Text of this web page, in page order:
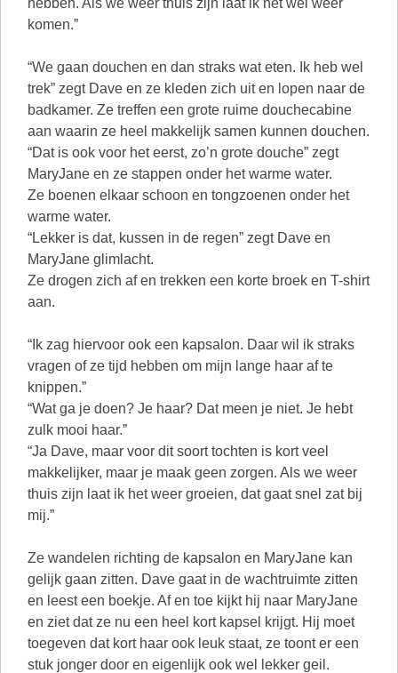
hebben. Als we weer thuis zijn laat ik het wel weer
komen.”
“We gaan douchen en dan straks wat eten. Ik heb wel
trek” zegt Dave en ze kleden zich uit en lopen naar de
badkamer. Ze treffen een grote ruime douchecabine
aan waarin ze heel makkelijk samen kunnen douchen.
“Dat is ook voor het eerst, zo’n grote douche” zegt
MaryJane en ze stappen onder het warme water.
Ze boenen elkaar schoon en tongzoenen onder het
warme water.
“Lekker is dat, kussen in de regen” zegt Dave en
MaryJane glimlacht.
Ze drogen zich af en trekken een korte broek en T-shirt
aan.
“Ik zag hiervoor ook een kapsalon. Daar wil ik straks
vragen of ze tijd hebben om mijn lange haar af te
knippen.”
“Wat ga je doen? Je haar? Dat meen je niet. Je hebt
zulk mooi haar.”
“Ja Dave, maar voor dit soort tochten is kort veel
makkelijker, maar je maak geen zorgen. Als we weer
thuis zijn laat ik het weer groeien, dat gaat snel zat bij
mij.”
Ze wandelen richting de kapsalon en MaryJane kan
gelijk gaan zitten. Dave gaat in de wachtruimte zitten
en leest een boekje. Af en toe kijkt hij naar MaryJane
en ziet dat ze nu een heel kort kapsel krijgt. Hij moet
toegeven dat kort haar ook leuk staat, ze toont er een
stuk jonger door en eigenlijk ook wel lekker geil.